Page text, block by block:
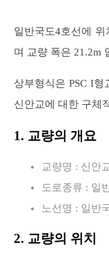
일반국도4호선에 위
며 교량 폭은 21.2m
상부형식은 PSC I
신안교에 대한 구체
1. 교량의 개요
교량명 : 신안
도로종류 : 일
노선명 : 일반
2. 교량의 위치